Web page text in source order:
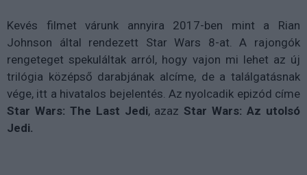
Kevés filmet várunk annyira 2017-ben mint a Rian
Johnson által rendezett Star Wars 8-at. A rajongók
rengeteget spekuláltak arról, hogy vajon mi lehet az új
trilógia középső darabjának alcíme, de a találgatásnak
vége, itt a hivatalos bejelentés. Az nyolcadik epizód címe
Star Wars: The Last Jedi, azazStar Wars: Az utolsó
Jedi.